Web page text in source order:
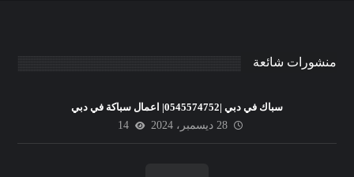
منشورات شائعة
سباك في دبي |0545574752| اعمال سباكة في دبي
28 ديسمبر، 2024
14